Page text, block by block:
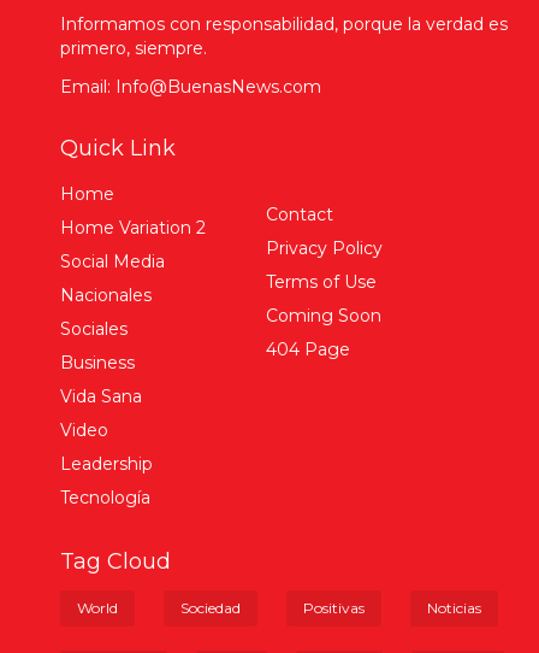
Informamos con responsabilidad, porque la verdad es
primero, siempre.
Email: Info@BuenasNews.com
Quick Link
Home
Home Variation 2
Social Media
Nacionales
Sociales
Business
Vida Sana
Video
Leadership
Tecnología
Contact
Privacy Policy
Terms of Use
Coming Soon
404 Page
Tag Cloud
World Sociedad Positivas Noticias